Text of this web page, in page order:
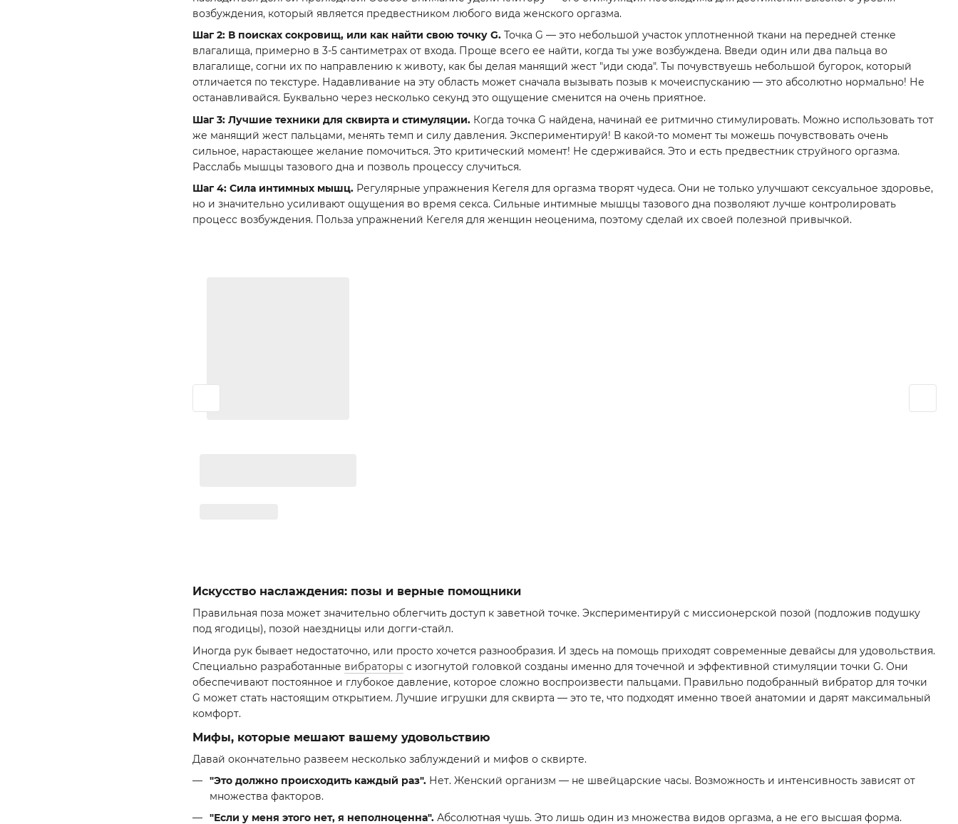
возбуждения, который является предвестником любого вида женского оргазма.
Шаг 2: В поисках сокровищ, или как найти свою точку G. Точка G — это небольшой участок уплотненной ткани на передней стенке
влагалища, примерно в 3-5 сантиметрах от входа. Проще всего ее найти, когда ты уже возбуждена. Введи один или два пальца во
влагалище, согни их по направлению к животу, как бы делая манящий жест "иди сюда". Ты почувствуешь небольшой бугорок, который
отличается по текстуре. Надавливание на эту область может сначала вызывать позыв к мочеиспусканию — это абсолютно нормально! Не
останавливайся. Буквально через несколько секунд это ощущение сменится на очень приятное.
Шаг 3: Лучшие техники для сквирта и стимуляции. Когда точка G найдена, начинай ее ритмично стимулировать. Можно использовать тот
же манящий жест пальцами, менять темп и силу давления. Экспериментируй! В какой-то момент ты можешь почувствовать очень
сильное, нарастающее желание помочиться. Это критический момент! Не сдерживайся. Это и есть предвестник струйного оргазма.
Расслабь мышцы тазового дна и позволь процессу случиться.
Шаг 4: Сила интимных мышц. Регулярные упражнения Кегеля для оргазма творят чудеса. Они не только улучшают сексуальное здоровье,
но и значительно усиливают ощущения во время секса. Сильные интимные мышцы тазового дна позволяют лучше контролировать
процесс возбуждения. Польза упражнений Кегеля для женщин неоценима, поэтому сделай их своей полезной привычкой.
Искусство наслаждения: позы и верные помощники
Правильная поза может значительно облегчить доступ к заветной точке. Экспериментируй с миссионерской позой (подложив подушку
под ягодицы), позой наездницы или догги-стайл.
Иногда рук бывает недостаточно, или просто хочется разнообразия. И здесь на помощь приходят современные девайсы для удовольствия.
Специально разработанные вибраторы с изогнутой головкой созданы именно для точечной и эффективной стимуляции точки G. Они
обеспечивают постоянное и глубокое давление, которое сложно воспроизвести пальцами. Правильно подобранный вибратор для точки
G может стать настоящим открытием. Лучшие игрушки для сквирта — это те, что подходят именно твоей анатомии и дарят максимальный
комфорт.
Мифы, которые мешают вашему удовольствию
Давай окончательно развеем несколько заблуждений и мифов о сквирте.
"Это должно происходить каждый раз". Нет. Женский организм — не швейцарские часы. Возможность и интенсивность зависят от
множества факторов.
"Если у меня этого нет, я неполноценна". Абсолютная чушь. Это лишь один из множества видов оргазма, а не его высшая форма.